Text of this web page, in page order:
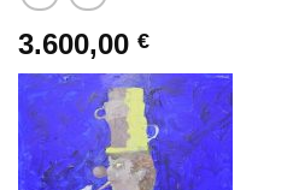
3.600,00 €